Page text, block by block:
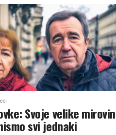
Svoje velike
svi jednaki